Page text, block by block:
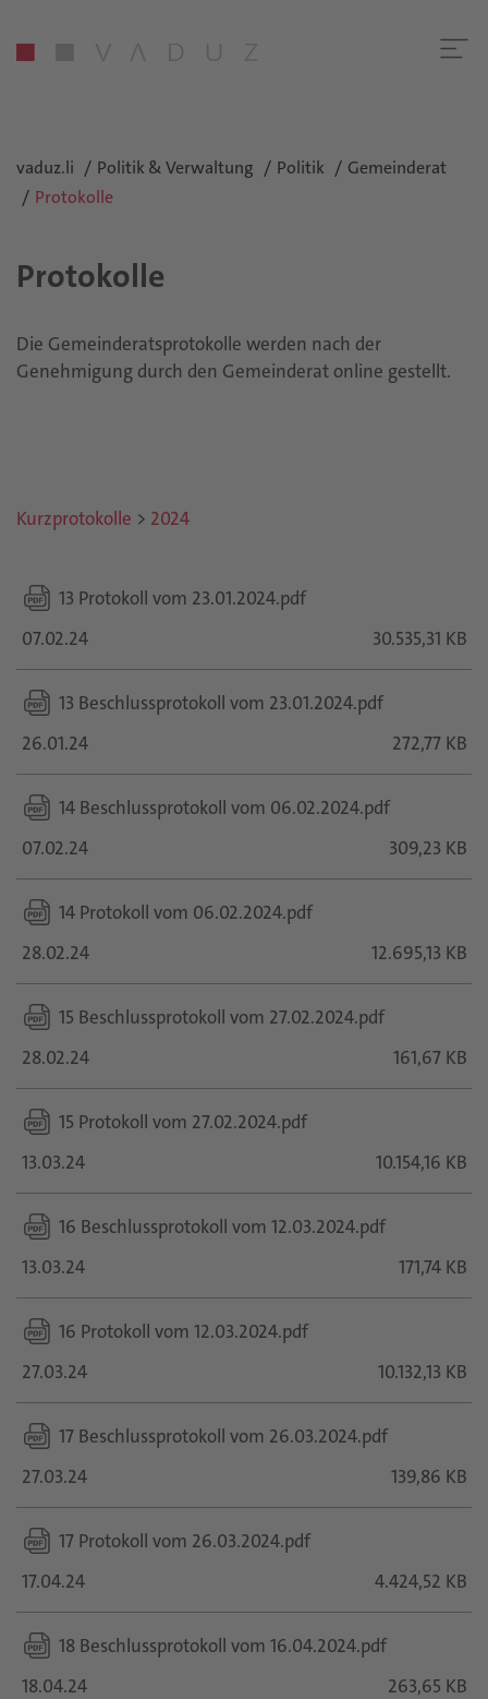
vaduz.li Politik & Verwaltung Politik
Gemeinderat
Protokolle
Protokolle
Die Gemeinderatsprotokolle werden nach der
Genehmigung durch den Gemeinderat online gestellt.
Kurzprotokolle > 2024
13 Protokoll vom 23.01.2024.pdf
07.02.24
30.535,31 KB
13 Beschlussprotokoll vom 23.01.2024.pdf
26.01.24
272,77 KB
14 Beschlussprotokoll vom 06.02.2024.pdf
07.02.24
309,23 KB
14 Protokoll vom 06.02.2024.pdf
28.02.24
12.695,13 KB
15 Beschlussprotokoll vom 27.02.2024.pdf
28.02.24
161,67 KB
15 Protokoll vom 27.02.2024.pdf
13.03.24
10.154,16 KB
16 Beschlussprotokoll vom 12.03.2024.pdf
13.03.24
171,74 KB
16 Protokoll vom 12.03.2024.pdf
27.03.24
10.132,13 KB
17 Beschlussprotokoll vom 26.03.2024.pdf
27.03.24
139,86 KB
17 Protokoll vom 26.03.2024.pdf
17.04.24
4.424,52 KB
18 Beschlussprotokoll vom 16.04.2024.pdf
18.04.24
263,65 KB